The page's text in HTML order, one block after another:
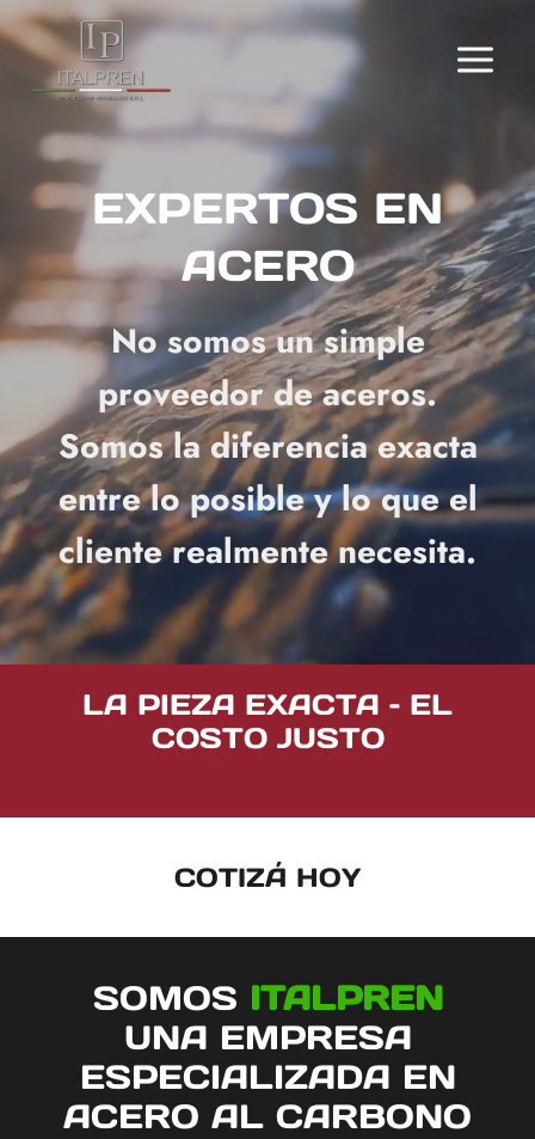
Skip
to
content
EXPERTOS EN
ACERO
No somos un simple
proveedor de aceros.
Somos la diferencia exacta
entre lo posible y lo que el
cliente realmente necesita.
LA PIEZA EXACTA – EL
COSTO JUSTO
COTIZÁ HOY
SOMOS ITALPREN
UNA EMPRESA
ESPECIALIZADA EN
ACERO AL CARBONO